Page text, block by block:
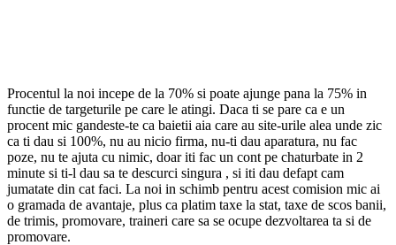
Procentul la noi incepe de la 70% si poate ajunge pana la 75% in
functie de targeturile pe care le atingi. Daca ti se pare ca e un
procent mic gandeste-te ca baietii aia care au site-urile alea unde zic
ca ti dau si 100%, nu au nicio firma, nu-ti dau aparatura, nu fac
poze, nu te ajuta cu nimic, doar iti fac un cont pe chaturbate in 2
minute si ti-l dau sa te descurci singura , si iti dau defapt cam
jumatate din cat faci. La noi in schimb pentru acest comision mic ai
o gramada de avantaje, plus ca platim taxe la stat, taxe de scos banii,
de trimis, promovare, traineri care sa se ocupe dezvoltarea ta si de
promovare.